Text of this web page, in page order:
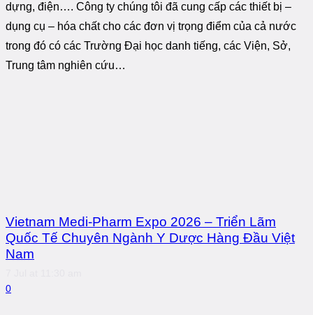
dựng, điện…. Công ty chúng tôi đã cung cấp các thiết bị –
dụng cụ – hóa chất cho các đơn vị trọng điểm của cả nước
trong đó có các Trường Đại học danh tiếng, các Viện, Sở,
Trung tâm nghiên cứu…
Vietnam Medi-Pharm Expo 2026 – Triển Lãm
Quốc Tế Chuyên Ngành Y Dược Hàng Đầu Việt
Nam
0